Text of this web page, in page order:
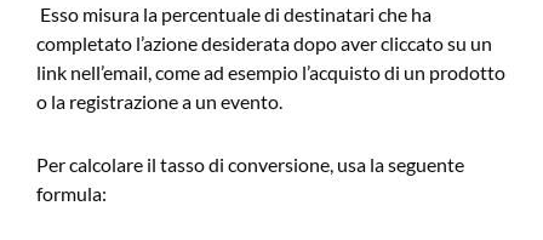
Esso misura la percentuale di destinatari che ha
completato l’azione desiderata dopo aver cliccato su un
link nell’email, come ad esempio l’acquisto di un prodotto
o la registrazione a un evento.
Per calcolare il tasso di conversione, usa la seguente
formula: